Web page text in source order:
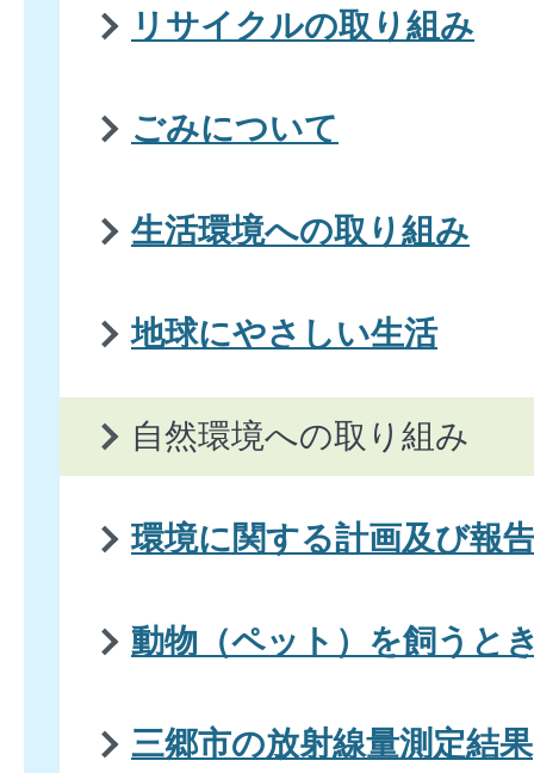
リサイクルの取り組み
ごみについて
生活環境への取り組み
地球にやさしい生活
自然環境への取り組み
環境に関する計画及び報
動物（ペット）を飼うと
三郷市の放射線量測定結果